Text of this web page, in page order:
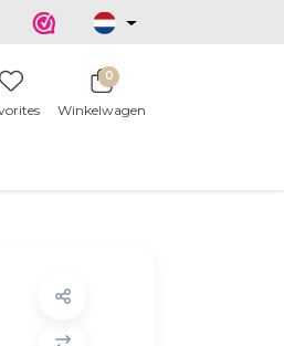
0
Winkelwagen